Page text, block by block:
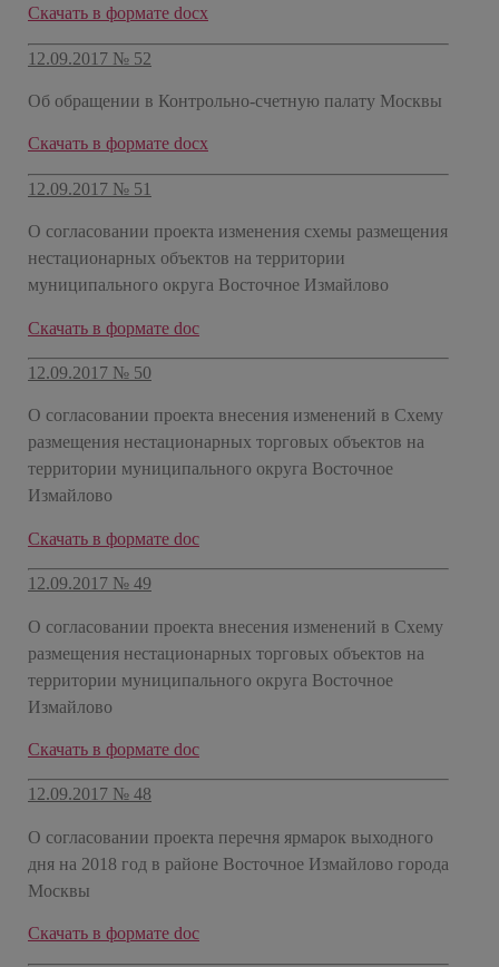
Скачать в формате docx
12.09.2017 № 52
Об обращении в Контрольно-счетную палату Москвы
Скачать в формате docx
12.09.2017 № 51
О согласовании проекта изменения схемы размещения
нестационарных объектов на территории
муниципального округа Восточное Измайлово
Скачать в формате doc
12.09.2017 № 50
О согласовании проекта внесения изменений в Схему
размещения нестационарных торговых объектов на
территории муниципального округа Восточное
Измайлово
Скачать в формате doc
12.09.2017 № 49
О согласовании проекта внесения изменений в Схему
размещения нестационарных торговых объектов на
территории муниципального округа Восточное
Измайлово
Скачать в формате doc
12.09.2017 № 48
О согласовании проекта перечня ярмарок выходного
дня на 2018 год в районе Восточное Измайлово города
Москвы
Скачать в формате doc